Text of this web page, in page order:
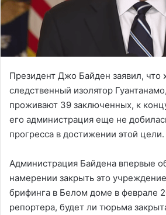
Президент Джо Байден заявил, что
следственный изолятор
проживают 39 заключенных, к
его администрация еще не
прогресса в достижении этой цели.
Администрация Байдена впервые
намерении закрыть это
брифинга в Белом доме в феврале
репортера, будет ли тюрьма